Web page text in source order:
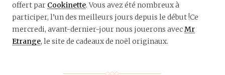
offert par Cookinette. Vous avez été nombreux à
participer, l’un des meilleurs jours depuis le début !Ce
mercredi, avant-dernier-jour nous jouerons avecMr
Etrange, le site de cadeaux de noël originaux.